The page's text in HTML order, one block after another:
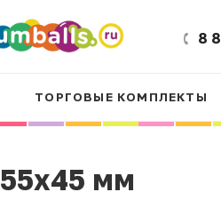
8
ТОРГОВЫЕ КОМПЛЕКТЫ
55х45 мм